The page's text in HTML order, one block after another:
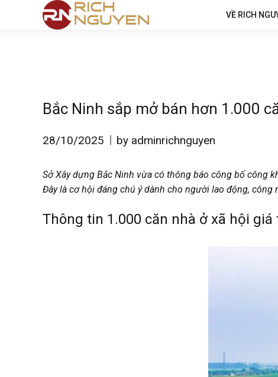
VỀ RICH
Bắc Ninh sắp mở bán hơn 1.000
28/10/2025 by adminrichnguyen
Sở Xây dựng Bắc Ninh vừa có thông báo công bố công
Đây là cơ hội đáng chú ý dành cho người lao động,
Thông tin 1.000 căn nhà ở xã hội